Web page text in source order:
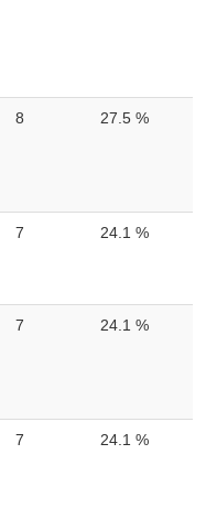
8 27.5 %
7 24.1 %
7 24.1 %
7 24.1 %